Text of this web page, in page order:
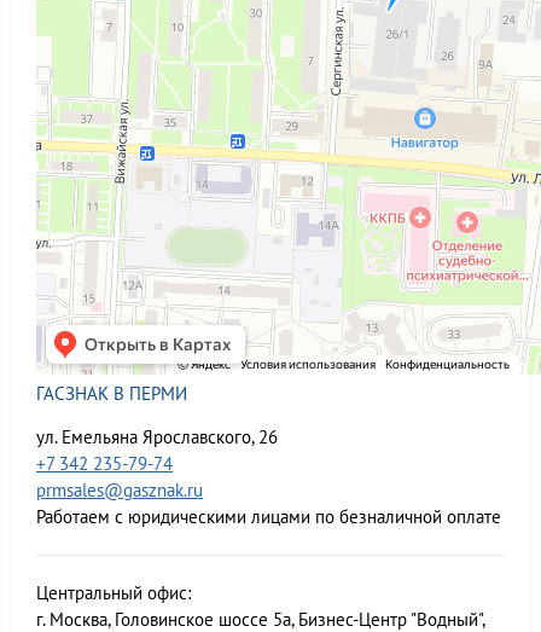
ГАСЗНАК В ПЕРМИ
ул. Емельяна Ярославского, 26
+7 342 235-79-74
prmsales@gasznak.ru
Работаем с юридическими лицами по безналичной оплате
Центральный офис:
г. Москва, Головинское шоссе 5а, Бизнес-Центр "Водный",